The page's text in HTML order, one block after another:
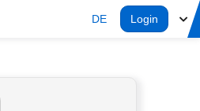
DE Login